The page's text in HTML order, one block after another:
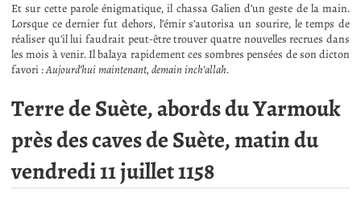
Et sur cette parole énigmatique, il chassa Galien d’un geste de la main.
Lorsque ce dernier fut dehors, l’émir s’autorisa un sourire, le temps de
réaliser qu’il lui faudrait peut-être trouver quatre nouvelles recrues dans
les mois à venir. Il balaya rapidement ces sombres pensées de son dicton
favori :Aujourd’hui maintenant, demain inch’allah.
Terre de Suète, abords du Yarmouk
près des caves de Suète, matin du
vendredi 11 juillet 1158